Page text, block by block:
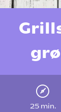
25 min.